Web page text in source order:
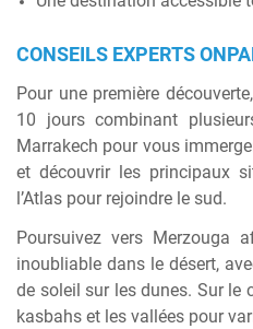
CONSEILS EXPERTS
Pour une première
10 jours combinant
Marrakech pour vous
et découvrir les principaux
l’Atlas pour rejoindre le sud.
Poursuivez vers Merzouga
inoubliable dans le désert,
de soleil sur les dunes. Sur le
kasbahs et les vallées pour